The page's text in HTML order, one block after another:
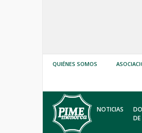
QUIÉNES SOMOS
NOTICIAS
DE